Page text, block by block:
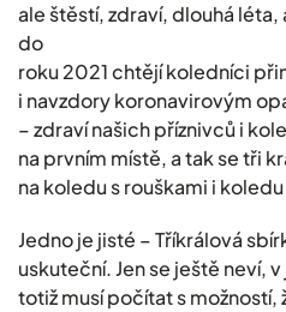
ale štěstí, zdraví, dlouhá
do
roku 2021 chtějí koledníci
i navzdory koronavirovým
– zdraví našich příznivců i
na prvním místě, a tak se tři
na koledu s rouškami i
Jedno je jisté – Tříkrálová
uskuteční. Jen se ještě neví,
totiž musí počítat s